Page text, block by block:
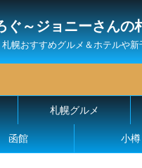
ぐ～ジョニーさんの
幌おすすめグルメ＆ホテルや
札幌グルメ
函館 小樽